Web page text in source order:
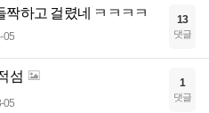
짝하고 걸렸네 ㅋㅋㅋㅋ
05
13
댓글
섬
05
1
댓글